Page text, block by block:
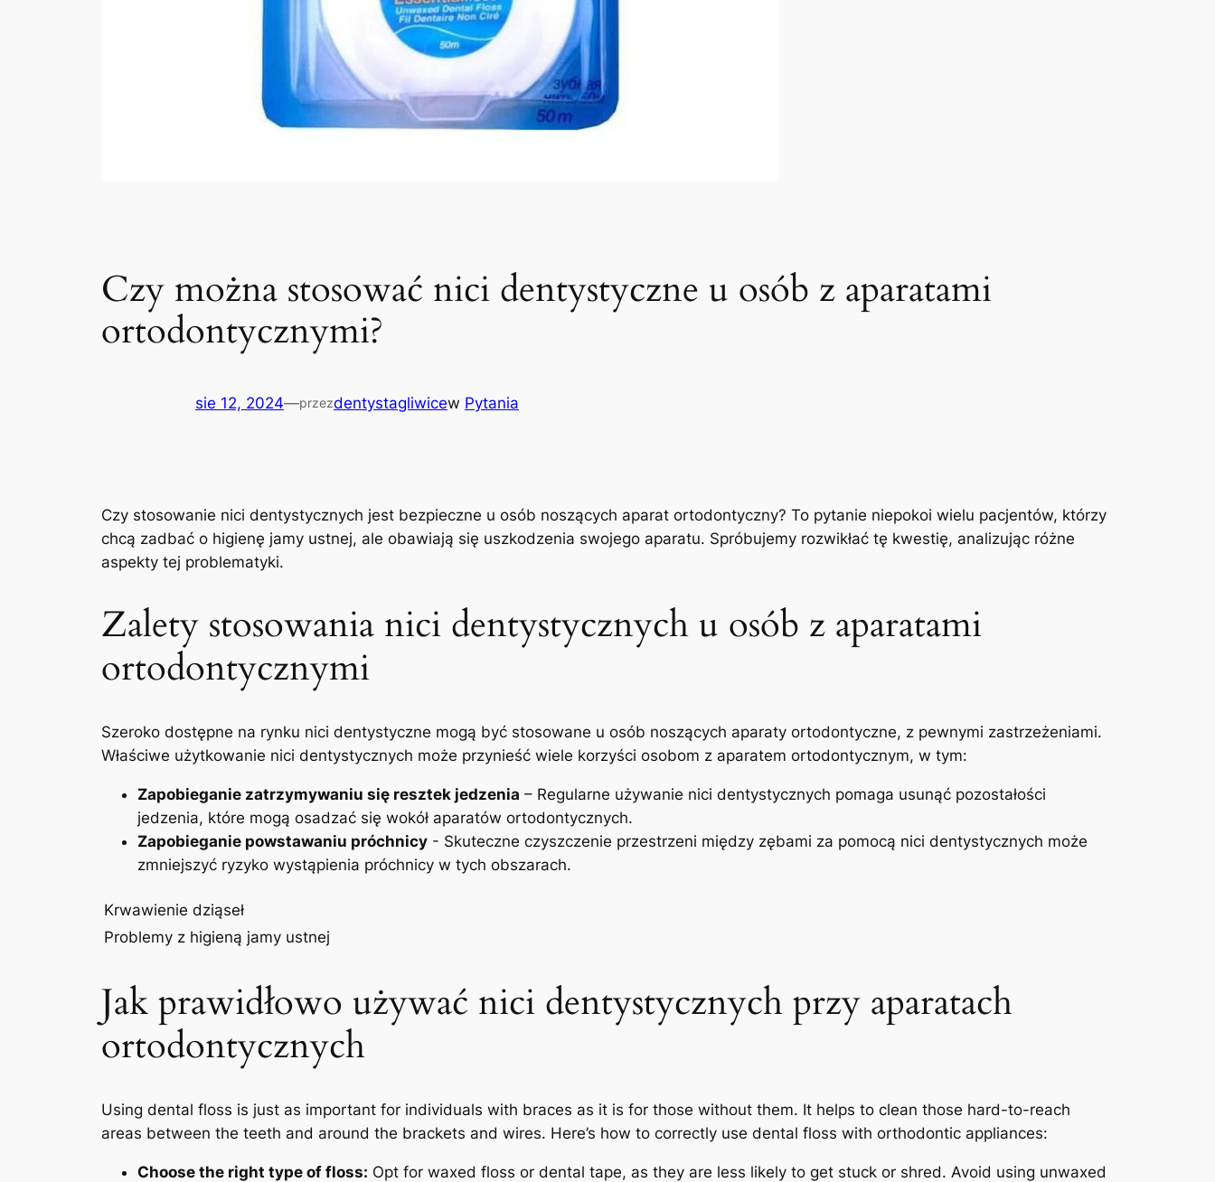
Czy można stosować nici dentystyczne u osób z aparatami
ortodontycznymi?
sie 12, 2024—przezdentystagliwicew Pytania
Czy stosowanie nici dentystycznych jest ​bezpieczne u osób noszących ⁢aparat ortodontyczny? To pytanie ‌niepokoi wielu‍ pacjentów, którzy
chcą ‍zadbać o‍ higienę jamy ustnej, ale obawiają się ‌uszkodzenia​ swojego⁤ aparatu. Spróbujemy rozwikłać⁣ tę⁢ kwestię,‌ analizując różne
aspekty⁣ tej problematyki.
Zalety ⁣stosowania nici‍ dentystycznych⁣ u ⁢osób ⁤z aparatami‍
ortodontycznymi
Szeroko⁤ dostępne ⁣na rynku⁣ nici dentystyczne mogą być⁣ stosowane​ u‍ osób​ noszących⁢ aparaty⁢ ortodontyczne,​ z pewnymi zastrzeżeniami.
Właściwe użytkowanie nici ​dentystycznych ⁢może przynieść ‍wiele korzyści⁣ osobom⁢ z ‍aparatem⁢ ortodontycznym, w ⁢tym:
Zapobieganie zatrzymywaniu się ⁤resztek jedzenia – Regularne używanie nici dentystycznych pomaga usunąć pozostałości‍
jedzenia,‍ które mogą ⁣osadzać⁤ się wokół aparatów ortodontycznych.
Zapobieganie powstawaniu próchnicy -⁢ Skuteczne czyszczenie ⁤przestrzeni między zębami za pomocą nici dentystycznych może
‌zmniejszyć ryzyko wystąpienia próchnicy w tych ⁣obszarach.
Krwawienie dziąseł
Problemy‌ z higieną ‌jamy ustnej
Jak ⁤prawidłowo używać nici ‍dentystycznych przy aparatach
ortodontycznych
Using dental floss is​ just as⁣ important for ‍individuals ​with⁣ braces as it is for those without them. It helps to clean those hard-to-reach⁣
areas between the teeth and around the brackets ‌and ‌wires. Here’s how ⁣to correctly use ⁤dental‍ floss with ⁢orthodontic appliances:
Choose ⁤the ⁤right type of floss: Opt‌ for waxed ‌floss or dental tape, ⁢as⁣ they are less likely ⁣to get stuck or‍ shred. Avoid⁤ using​ unwaxed